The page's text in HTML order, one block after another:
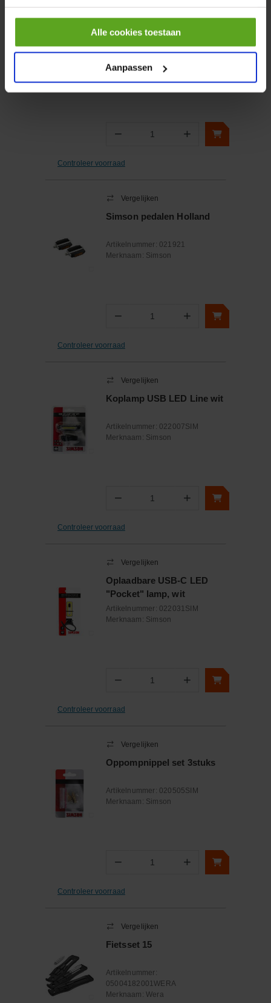
Alle cookies toestaan
Aanpassen
Vergelijken
Remblokken voor Magura
type HS33/HS11 2stuks
Artikelnummer:
Merknaam:Simson
− Aantal +
Controleer voorraad
Vergelijken
Simson pedalen Holland
Artikelnummer: 021921
Merknaam: Simson
− Aantal +
Controleer voorraad
Vergelijken
Koplamp USB LED Line wit
Artikelnummer: 022007SIM
Merknaam: Simson
− Aantal +
Controleer voorraad
Vergelijken
Oplaadbare USB-C LED
"Pocket" lamp, wit
Artikelnummer: 022031SIM
Merknaam: Simson
− Aantal +
Controleer voorraad
Vergelijken
Oppompnippel set 3stuks
Artikelnummer: 020505SIM
Merknaam: Simson
− Aantal +
Controleer voorraad
Vergelijken
Fietsset 15
Artikelnummer:
05004182001WERA
Merknaam: Wera